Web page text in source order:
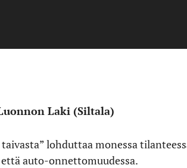
Laki (Siltala)
lohduttaa monessa
että auto-onnettomuudessa.